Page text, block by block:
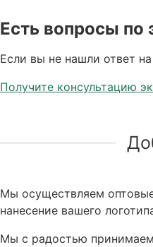
Есть вопросы по
Если вы не нашли ответ
Получите консультацию
Мы осуществляем
нанесение вашего
Мы с радостью